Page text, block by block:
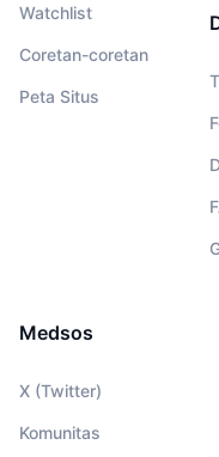
Watchlist
Coretan-coretan
Peta Situs
Medsos
X (Twitter)
Komunitas